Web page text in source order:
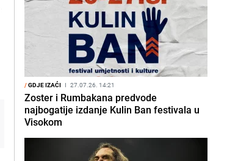
/GDJE IZAĆI I 27.07.26. 14:21
Zoster i Rumbakana predvode
najbogatije izdanje Kulin Ban festivala u
Visokom